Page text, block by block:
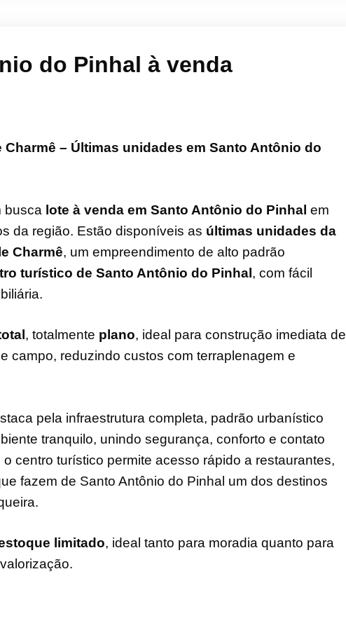
do Pinhal à venda
– Últimas unidades em Santo Antônio do
busca lote à venda em Santo Antônio do Pinhal em
da região. Estão disponíveis as últimas unidades da
Charmê, um empreendimento de alto padrão
turístico de Santo Antônio do Pinhal, com fácil
, totalmente plano, ideal para construção imediata de
campo, reduzindo custos com terraplenagem e
pela infraestrutura completa, padrão urbanístico
tranquilo, unindo segurança, conforto e contato
centro turístico permite acesso rápido a restaurantes,
fazem de Santo Antônio do Pinhal um dos destinos
limitado, ideal tanto para moradia quanto para